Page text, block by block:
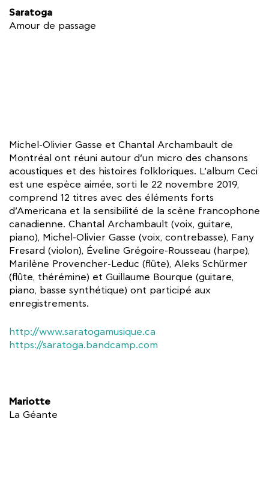
Saratoga
Amour de passage
Michel-Olivier Gasse et Chantal Archambault de
Montréal ont réuni autour d’un micro des chansons
acoustiques et des histoires folkloriques. L’album Ceci
est une espèce aimée, sorti le 22 novembre 2019,
comprend 12 titres avec des éléments forts
d’Americana et la sensibilité de la scène francophone
canadienne. Chantal Archambault (voix, guitare,
piano), Michel-Olivier Gasse (voix, contrebasse), Fany
Fresard (violon), Éveline Grégoire-Rousseau (harpe),
Marilène Provencher-Leduc (flûte), Aleks Schürmer
(flûte, thérémine) et Guillaume Bourque (guitare,
piano, basse synthétique) ont participé aux
enregistrements.
http://www.saratogamusique.ca
https://saratoga.bandcamp.com
Mariotte
La Géante